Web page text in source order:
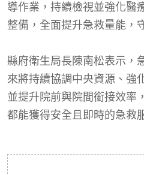
導作業，持續檢視並強化醫
整備，全面提升急救量能，
縣府衛生局長陳南松表示，
來將持續協調中央資源、強
並提升院前與院間銜接效率
都能獲得安全且即時的急救